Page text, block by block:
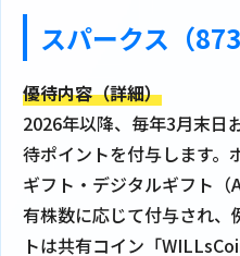
スパークス（
優待内容（詳細）
2026年以降、毎年3月末日
待ポイントを付与します
ギフト・デジタルギフト
有株数に応じて付与され
トは共有コイン「